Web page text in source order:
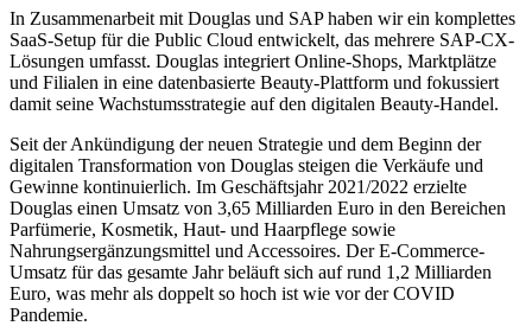
In Zusammenarbeit mit Douglas und SAP haben wir ein komplettes
SaaS-Setup für die Public Cloud entwickelt, das mehrere SAP-CX-
Lösungen umfasst. Douglas integriert Online-Shops, Marktplätze
und Filialen in eine datenbasierte Beauty-Plattform und fokussiert
damit seine Wachstumsstrategie auf den digitalen Beauty-Handel.
Seit der Ankündigung der neuen Strategie und dem Beginn der
digitalen Transformation von Douglas steigen die Verkäufe und
Gewinne kontinuierlich. Im Geschäftsjahr 2021/2022 erzielte
Douglas einen Umsatz von 3,65 Milliarden Euro in den Bereichen
Parfümerie, Kosmetik, Haut- und Haarpflege sowie
Nahrungsergänzungsmittel und Accessoires. Der E-Commerce-
Umsatz für das gesamte Jahr beläuft sich auf rund 1,2 Milliarden
Euro, was mehr als doppelt so hoch ist wie vor der COVID
Pandemie.